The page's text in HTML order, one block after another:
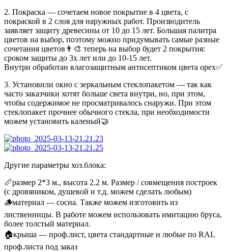
2. Покраска — сочетаем новое покрытие в 4 цвета, с
покраской в 2 слоя для наружных работ. Производитель
заявляет защиту древесины от 10 до 15 лет. Большая палитра
цветов на выбор, поэтому можно придумывать самые разные
сочетания цветов👨‍🎨 теперь на выбор будет 2 покрытия:
сроком защиты до 3х лет или до 10-15 лет.
Внутри обработан влагозащитным антисептиком цвета орех✅️
3. Установили окно с зеркальным стеклопакетом — так как
часто заказчики хотят больше света внутри, но, при этом,
чтобы содержимое не просматривалось снаружи. При этом
стеклопакет прочнее обычного стекла, при необходимости
можем установить каленый🤝
Другие параметры хоз.блока:
📏размер 2*3 м., высота 2.2 м. Размер / совмещения построек
(с дровяником, душевой и т.д. можем сделать любым)
🪵материал — сосна. Также можем изготовить из
лиственницы. В работе можем использовать имитацию бруса,
более толстый материал.
🏠крыша — проф.лист, цвета стандартные и любые по RAL
проф.листа под заказ